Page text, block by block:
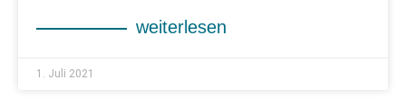
weiterlesen
1. Juli 2021